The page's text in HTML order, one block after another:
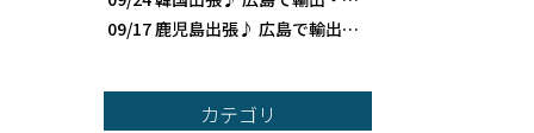
09/17鹿児島出張♪ 広島で輸出・食品貿易ならAKF貿易
カテゴリ